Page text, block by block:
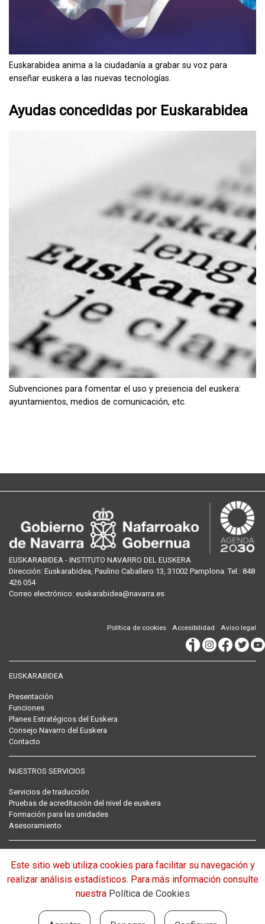
Euskarabidea anima a la ciudadanía a grabar su voz para
enseñar euskera a las nuevas tecnologías.
Ayudas concedidas por Euskarabidea
Subvenciones para fomentar el uso y presencia del euskera:
ayuntamientos, medios de comunicación, etc.
EUSKARABIDEA - INSTITUTO NAVARRO DEL EUSKERA
Dirección: Euskarabidea, Paulino Caballero 13, 31002 Pamplona. Tel.: 848
426 054
Correo electrónico: euskarabidea@navarra.es
Aviso legal
Accesibilidad
Política de cookies
EUSKARABIDEA
Presentación
Funciones
Planes Estratégicos del Euskera
Consejo Navarro del Euskera
Contacto
NUESTROS SERVICIOS
Servicios de traducción
Pruebas de acreditación del nivel de euskera
Formación para las unidades
Asesoramiento
Normativa
Este sitio web utiliza cookies para facilitar su navegación y
realizar análisis estadísticos. Para más información consulte
nuestra Política de Cookies